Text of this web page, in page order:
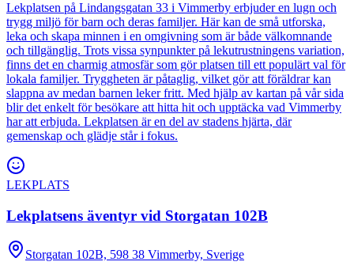
Lekplatsen på Lindangsgatan 33 i Vimmerby erbjuder en lugn och
trygg miljö för barn och deras familjer. Här kan de små utforska,
leka och skapa minnen i en omgivning som är både välkomnande
och tillgänglig. Trots vissa synpunkter på lekutrustningens variation,
finns det en charmig atmosfär som gör platsen till ett populärt val för
lokala familjer. Tryggheten är påtaglig, vilket gör att föräldrar kan
slappna av medan barnen leker fritt. Med hjälp av kartan på vår sida
blir det enkelt för besökare att hitta hit och upptäcka vad Vimmerby
har att erbjuda. Lekplatsen är en del av stadens hjärta, där
gemenskap och glädje står i fokus.
LEKPLATS
Lekplatsens äventyr vid Storgatan 102B
Storgatan 102B, 598 38 Vimmerby, Sverige